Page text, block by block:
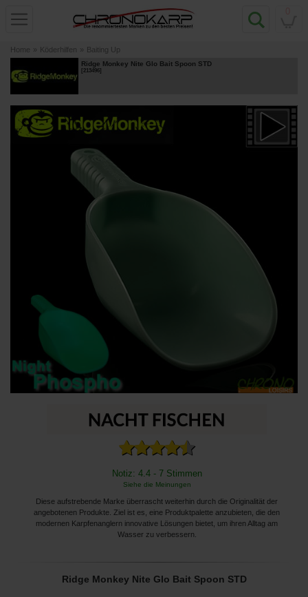
Home » Köderhilfen » Baiting Up
Ridge Monkey Nite Glo Bait Spoon STD
[213496]
Notiz: 4.4 - 7 Stimmen
Siehe die Meinungen
Diese aufstrebende Marke überrascht weiterhin durch die Originalität der
angebotenen Produkte. Ziel ist es, eine Produktpalette anzubieten, die den
modernen Karpfenanglern innovative Lösungen bietet, um ihren Alltag am
Wasser zu verbessern.
Ridge Monkey Nite Glo Bait Spoon STD